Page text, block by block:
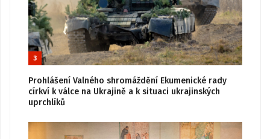
3
Prohlášení Valného shromáždění Ekumenické rady
církví k válce na Ukrajině a k situaci ukrajinských
uprchlíků